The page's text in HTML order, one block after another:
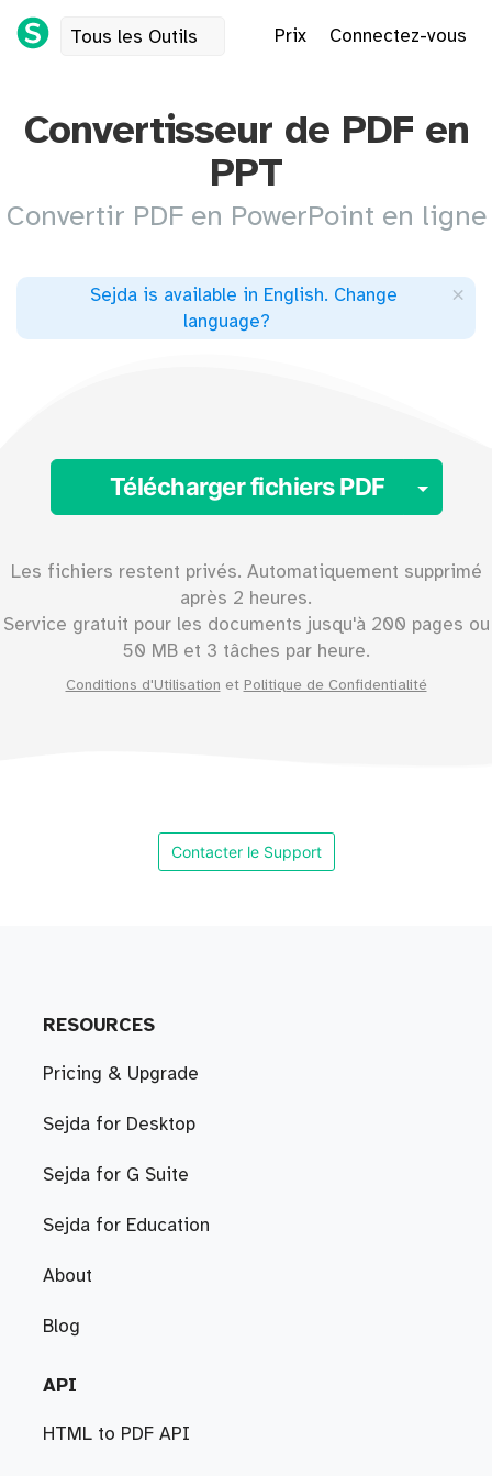
Tous les Outils Prix Connectez-vous
Convertisseur de PDF en
PPT
Convertir PDF en PowerPoint en ligne
Sejda is available in English. Change
language?
×
Télécharger fichiers PDF
Les fichiers restent privés. Automatiquement supprimé
après 2 heures.
Service gratuit pour les documents jusqu'à 200 pages ou
50 MB et 3 tâches par heure.
Conditions d'Utilisation et Politique de Confidentialité
Contacter le Support
RESOURCES
Pricing & Upgrade
Sejda for Desktop
Sejda for G Suite
Sejda for Education
About
Blog
API
HTML to PDF API